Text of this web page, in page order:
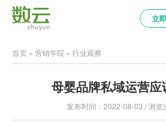
立
首页 » 营销学院 » 行业观察
母婴品牌私域运营应
发布时间：2022-08-03 / 浏览